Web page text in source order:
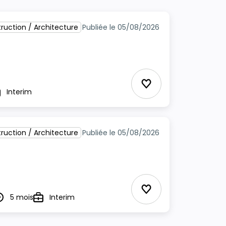
/ Architecture Publiée le 05/08/2026
Interim Ajouter aux
/ Architecture Publiée le 05/08/2026
5 moisTypeInterim Ajouter aux